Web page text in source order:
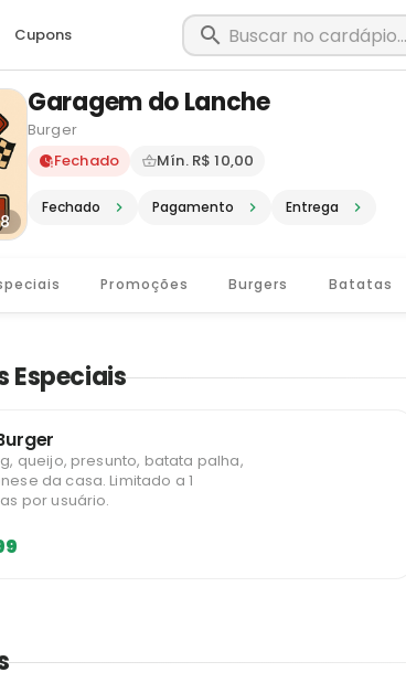
Cupons
Garagem do Lanche
Burger
Delivery em Além Paraíba -
Fechado Mín. R$ 10,00
Fechado Pagamento Entrega
Promoções Burgers Batatas
Especiais
queijo, presunto, batata palha,
casa. Limitado a 1
por usuário.